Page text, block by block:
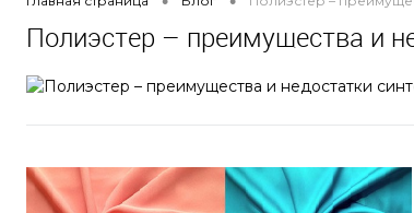
Полиэстер – преимущества и